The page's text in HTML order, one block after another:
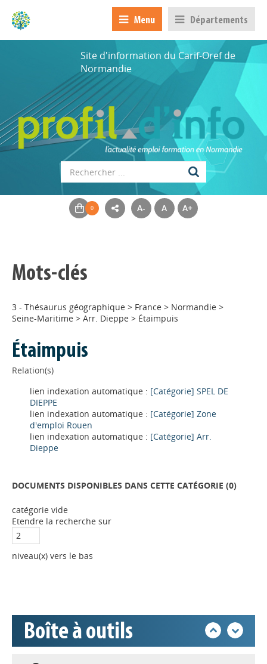
Menu Départements
Site d'information du Carif-Oref de
Normandie
A- A A+
Mots-clés
3 - Thésaurus géographique > France > Normandie >
Seine-Maritime > Arr. Dieppe > Étaimpuis
Étaimpuis
Relation(s)
lien indexation automatique : [Catégorie] SPEL DE
DIEPPE
lien indexation automatique : [Catégorie] Zone
d'emploi Rouen
lien indexation automatique : [Catégorie] Arr.
Dieppe
DOCUMENTS DISPONIBLES DANS CETTE CATÉGORIE (0)
catégorie vide
Etendre la recherche sur
niveau(x) vers le bas
Boîte à outils
Appels à projets
Déposer une actu !
déconnecter)
Base documentaire
Nos veilles Scoop.it
Déposer une actu !